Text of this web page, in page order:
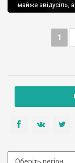
майже звідусіль,
1